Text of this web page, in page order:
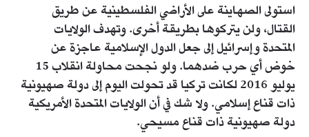
استولى الصهاينة على الأراضي الفلسطينية عن طريق
القتال، ولن يتركوها بطريقة أخرى. وتهدف الولايات
المتحدة وإسرائيل إلى جعل الدول الإسلامية عاجزة عن
خوض أي حرب ضدهما. ولو نجحت محاولة انقلاب 15
يوليو 2016 لكانت تركيا قد تحولت اليوم إلى دولة صهيونية
ذات قناع إسلامي. ولا شك في أن الولايات المتحدة الأمريكية
دولة صهيونية ذات قناع مسيحي.